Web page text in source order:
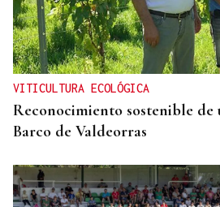
AHORRO ENERGÉTICO
La UE lanza una campaña de
doméstico
VITICULTURA ECOLÓGICA
Reconocimiento sostenible de
Barco de Valdeorras